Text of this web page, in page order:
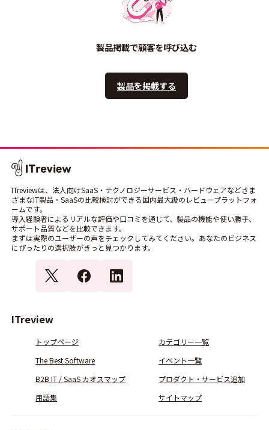
製品掲載で顧客を呼び込む
製品を掲載する
ITreviewは、法人向けSaaS・テクノロジーサービス・ハードウェアなどさま
ざまなIT製品・SaaSの比較検討ができる国内最大級のレビュープラットフォ
ームです。
導入経験者によるリアルな評価や口コミを通じて、製品の機能や使い勝手、
サポート品質などを比較できます。
まずは実際のユーザーの声をチェックしてみてください。あなたのビジネス
にぴったりの選択肢がきっと見つかります。
ITreview
トップページ
カテゴリー一覧
The Best Software
イベント一覧
B2B IT / SaaS カオスマップ
プロダクト・サービス追加
用語集
サイトマップ